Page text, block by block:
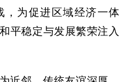
，为促进区域经济一体
平稳定与发展繁荣注入